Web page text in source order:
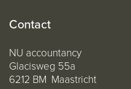
Contact
NU accountancy
Glacisweg 55a
6212 BM Maastricht